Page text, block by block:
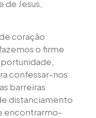
de Jesus,
coração
o firme
confessar-nos
barreiras
distanciamento
encontrarmo-